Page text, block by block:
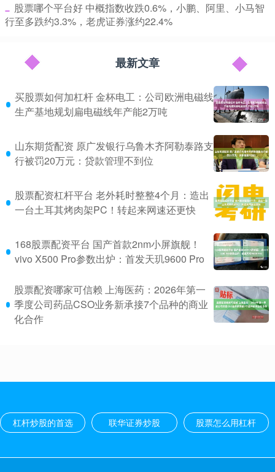
​股票哪个平台好 中概指数收跌0.6%，小鹏、阿里、小马智
行至多跌约3.3%，老虎证券涨约22.4%
最新文章
买股票如何加杠杆 金杯电工：公司欧洲电磁线
生产基地规划扁电磁线年产能2万吨
山东期货配资 原广发银行乌鲁木齐阿勒泰路支
行被罚20万元：贷款管理不到位
股票配资杠杆平台 老外耗时整整4个月：造出
一台土耳其烤肉架PC！转起来网速还更快
168股票配资平台 国产首款2nm小屏旗舰！
vivo X500 Pro参数出炉：首发天玑9600 Pro
股票配资哪家可信赖 上海医药：2026年第一
季度公司药品CSO业务新承接7个品种的商业
化合作
杠杆炒股的首选 联华证券炒股 股票怎么用杠杆